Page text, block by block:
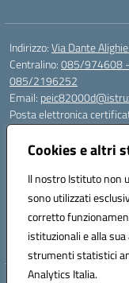
Cookies e altri
Il nostro Istituto non
sono utilizzati
corretto
istituzionali e alla
strumenti statistici
Analytics Italia.
Indirizzo:Via Dante
Centralino:085/974608
085/2196252
Email:
Posta elettronica
Codice fiscale:
Codice meccanografico:
Codice Indice delle
Codice unico di
Sede provvisoria
Via Elsa Morante, 12 -